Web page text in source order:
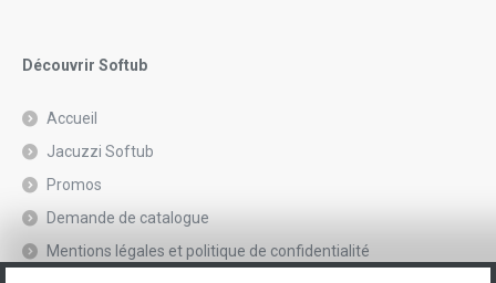
Découvrir Softub
Accueil
Jacuzzi Softub
Promos
Demande de catalogue
Mentions légales et politique de confidentialité